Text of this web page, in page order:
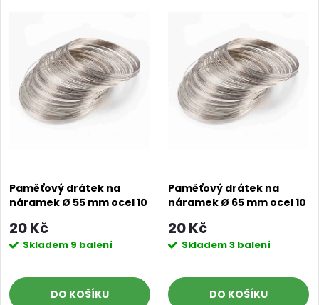
Paměťový drátek na
náramek Ø 55 mm ocel 10
20 Kč
Skladem 9 balení
DO KOŠÍKU
Paměťový drátek na
náramek Ø 65 mm ocel 10
20 Kč
Skladem3 balení
DO KOŠÍKU